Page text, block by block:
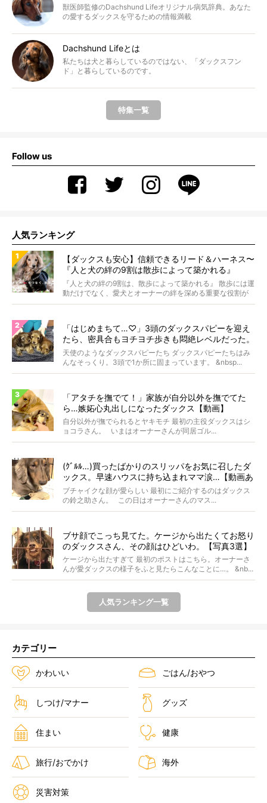
獣医師監修のDachshund Lifeオリジナル病気辞典。あなた
の愛するダックスを守るための情報満載
Dachshund Lifeとは
私たちは犬と暮らしているのではない、「ダックスフン
ド」と暮らしているのです。
特集一覧
Follow us
人気ランキング
【ダックスも安心】信頼できるリード＆ハーネス〜
『人と犬の絆の9割は散歩によって築かれる』
WOLFGANG MAN＆BEAST〜
『人と犬の絆の9割は、散歩によって築かれる』 散歩には運
動だけでなく、愛犬とオーナーの絆を深める重要な役割が
あ...
「はじめまちて…♡」3頭のダックスパピーを迎え
たら、密具合もヨチヨチ歩きも悶絶レベルだった。
【天使動画】
天使のようなダックスパピーたち ダックスパピーたちはみ
んなそっくり。3頭で1か所に固まっています。 &nbsp...
「アタチを撫でて！」家族が自分以外を撫でてた
ら…嫉妬心丸出しになったダックス【動画】
自分以外が撫でられるとヤキモチ 最初の主役ダックスはシ
ョコラさん。 いまはオーナーさんが同居ゴル...
(ｸﾞﾙﾙ…)買ったばかりのスリッパをお気に召したダ
ックス。早速ハウスに持ち込まれママ涙…【動画あ
り】
ブチャイクな顔が愛らしい 最初にご紹介するのはダックス
の鈴之助さん。 この日はオーナーさんのマス...
ブサ顔でこっち見てた。ケージから出たくてお怒り
のダックスさん、その顔はひどいわ。【写真3選】
ケージから出たすぎて 最初のポストはこちら。オーナーさ
んが愛ダックスの様子をふと見たらこんなことに…。 &nb...
人気ランキング一覧
カテゴリー
かわいい ごはん/おやつ
しつけ/マナー グッズ
住まい 健康
旅行/おでかけ 海外
災害対策